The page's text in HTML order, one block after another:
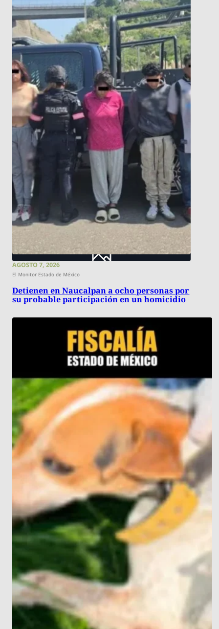
AGOSTO 7, 2026
El Monitor Estado de México
Detienen en Naucalpan a ocho personas por
su probable participación en un homicidio